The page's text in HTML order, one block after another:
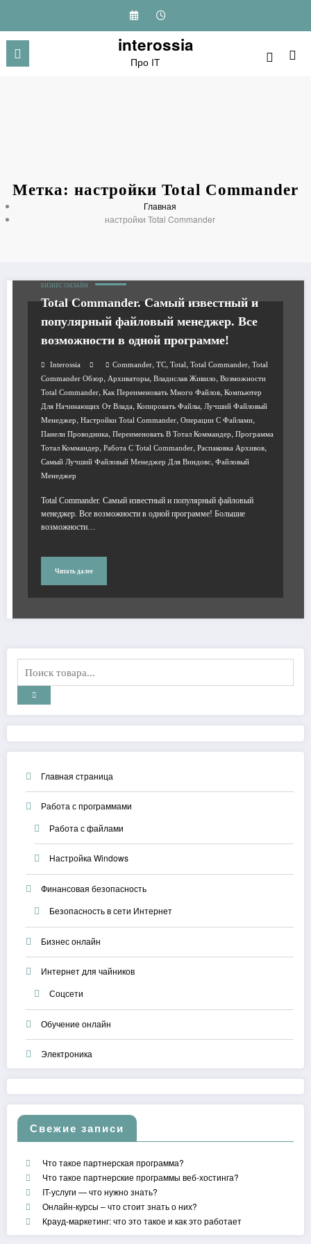
содержимому
interossia
Про IT
Метка: настройки Total Commander
Главная
настройки Total Commander
БИЗНЕС ОНЛАЙН
Total Commander. Самый известный и
популярный файловый менеджер. Все
возможности в одной программе!
Interossia Commander, TC, Total, Total Commander, Total
Commander Обзор, Архиваторы, Владислав Живило, Возможности
Total Commander, Как Переименовать Много Файлов, Компьютер
Для Начинающих От Влада, Копировать Файлы, Лучший Файловый
Менеджер, Настройки Total Commander, Операции С Файлами,
Панели Проводника, Переименовать В Тотал Коммандер, Программа
Тотал Коммандер, Работа С Total Commander, Распаковка Архивов,
Самый Лучший Файловый Менеджер Для Виндовс, Файловый
Менеджер
Total Commander. Самый известный и популярный файловый
менеджер. Все возможности в одной программе! Большие
возможности…
Читать далее
Главная страница
Работа с программами
Работа с файлами
Настройка Windows
Финансовая безопасность
Безопасность в сети Интернет
Бизнес онлайн
Интернет для чайников
Соцсети
Обучение онлайн
Электроника
Свежие записи
Что такое партнерская программа?
Что такое партнерские программы веб-хостинга?
IT-услуги — что нужно знать?
Онлайн-курсы – что стоит знать о них?
Крауд-маркетинг: что это такое и как это работает